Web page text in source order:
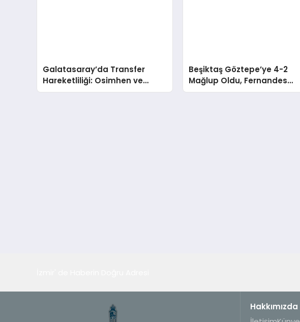
Galatasaray’da Transfer
Hareketliliği: Osimhen ve
Ziyech Gündemde
Beşiktaş Göztepe’ye 4-2
Mağlup Oldu, Fernandes
Taraftarından Özür Diledi
Hakkımızda